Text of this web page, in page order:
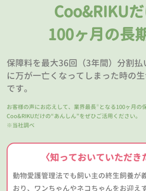
Coo&RIKU
100ヶ月の長
保障料を最大36回（3年間）分割
に万が一亡くなってしまった時の
です。
お客様の声にお応えして、業界最長 ※ となる100ヶ月の
Coo&RIKUだけの“あんしん”をぜひご活用ください。
※当社調べ
〈知っておいていただき
動物愛護管理法でも飼い主の終生飼養が
おり、ワンちゃんやネコちゃんをお迎え